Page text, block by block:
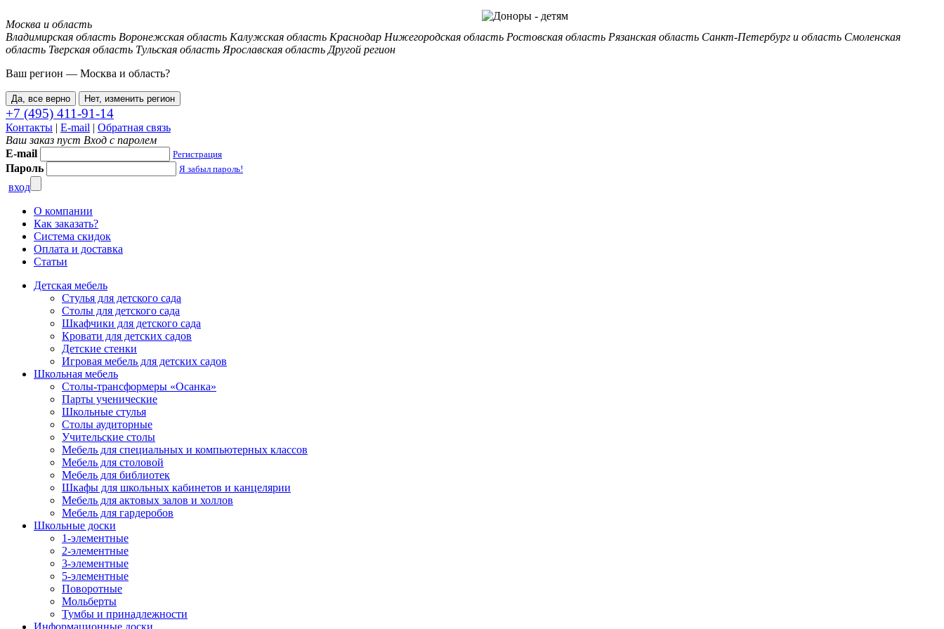
Москва и область
Владимирская область Воронежская область Калужская область Краснодар Нижегородская область Ростовская область Рязанская область Санкт-Петербург и область Смоленская
область Тверская область Тульская область Ярославская область Другой регион
Ваш регион — Москва и область?
Да, все верно Нет, изменить регион
+7 (495) 411-91-14
Контакты | E-mail | Обратная связь
Ваш заказ пуст Вход с паролем
E-mail
Регистрация
Пароль Я забыл пароль!
вход
О компании
Как заказать?
Система скидок
Оплата и доставка
Статьи
Детская мебель
Стулья для детского сада
Столы для детского сада
Шкафчики для детского сада
Кровати для детских садов
Детские стенки
Игровая мебель для детских садов
Школьная мебель
Столы-трансформеры «Осанка»
Парты ученические
Школьные стулья
Столы аудиторные
Учительские столы
Мебель для специальных и компьютерных классов
Мебель для столовой
Мебель для библиотек
Шкафы для школьных кабинетов и канцелярии
Мебель для актовых залов и холлов
Мебель для гардеробов
Школьные доски
1-элементные
2-элементные
3-элементные
5-элементные
Поворотные
Мольберты
Тумбы и принадлежности
Информационные доски